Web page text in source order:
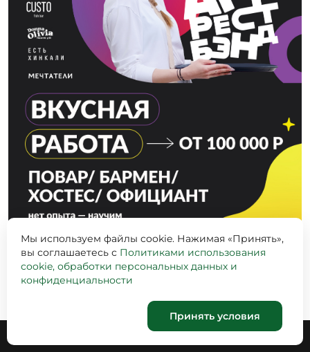
0
Мы используем файлы cookie. Нажимая «Принять»,
вы соглашаетесь с Политиками использования
cookie, обработки персональных данных и
конфиденциальности
Принять условия